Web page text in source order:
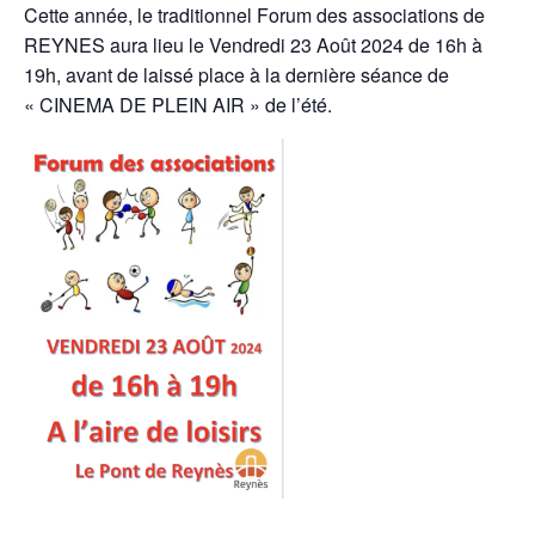
Cette année, le traditionnel Forum des associations de
REYNES aura lieu le Vendredi 23 Août 2024 de 16h à
19h, avant de laissé place à la dernière séance de
« CINEMA DE PLEIN AIR » de l’été.